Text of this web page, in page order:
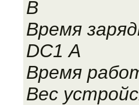
В
Время
DC1 А
Время
Вес